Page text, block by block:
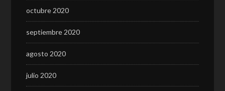
octubre 2020
septiembre 2020
agosto 2020
julio 2020